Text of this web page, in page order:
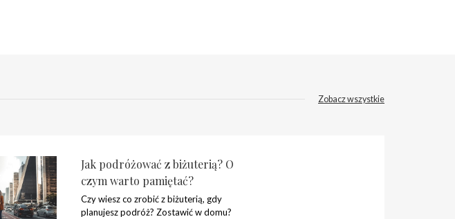
Zobacz wszystkie
Jak podróżować z biżuterią? O
czym warto pamiętać?
Czy wiesz co zrobić z biżuterią, gdy
planujesz podróż? Zostawić w domu?